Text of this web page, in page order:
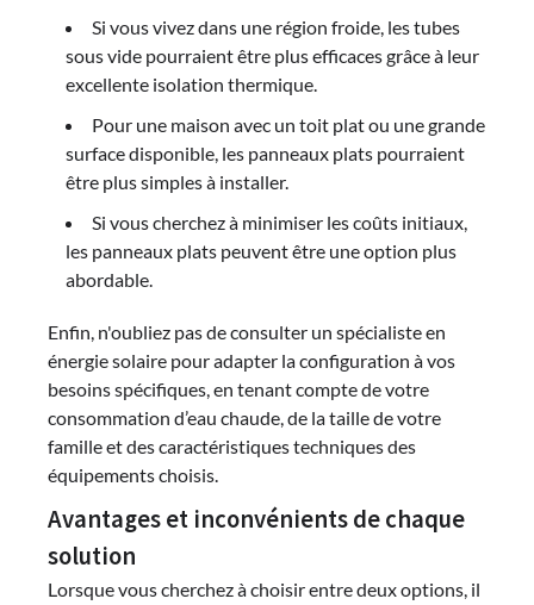
Si vous vivez dans une région froide, les tubes
sous vide pourraient être plus efficaces grâce à leur
excellente isolation thermique.
Pour une maison avec un toit plat ou une grande
surface disponible, les panneaux plats pourraient
être plus simples à installer.
Si vous cherchez à minimiser les coûts initiaux,
les panneaux plats peuvent être une option plus
abordable.
Enfin, n'oubliez pas de consulter un spécialiste en
énergie solaire pour adapter la configuration à vos
besoins spécifiques, en tenant compte de votre
consommation d’eau chaude, de la taille de votre
famille et des caractéristiques techniques des
équipements choisis.
Avantages et inconvénients de chaque
solution
Lorsque vous cherchez à choisir entre deux options, il